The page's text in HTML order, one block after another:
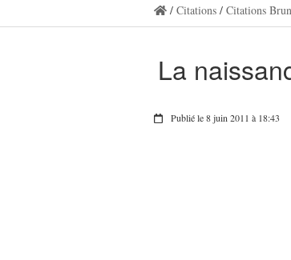
/ Citations/ Citations
La
Publié le 8 juin 2011 à 18:43